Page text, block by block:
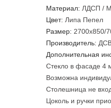
Материал: ЛДСП /
Цвет: Липа Пепел
Размер: 2700х850/
Производитель:
Дополнительная
Стекло в фасаде 4
Возможна
Столешница не
Цоколь и ручки